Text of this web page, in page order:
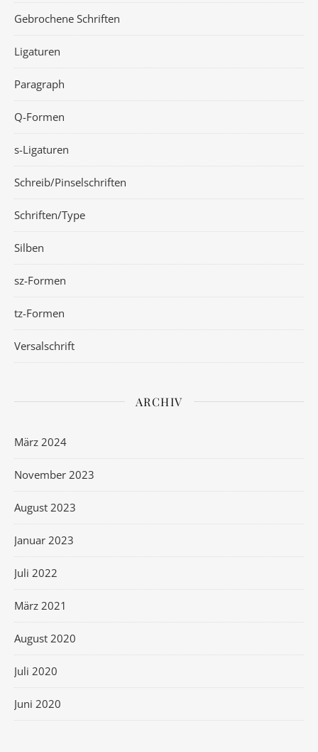
Gebrochene Schriften
Ligaturen
Paragraph
Q-Formen
s-Ligaturen
Schreib/Pinselschriften
Schriften/Type
Silben
sz-Formen
tz-Formen
Versalschrift
ARCHIV
März 2024
November 2023
August 2023
Januar 2023
Juli 2022
März 2021
August 2020
Juli 2020
Juni 2020